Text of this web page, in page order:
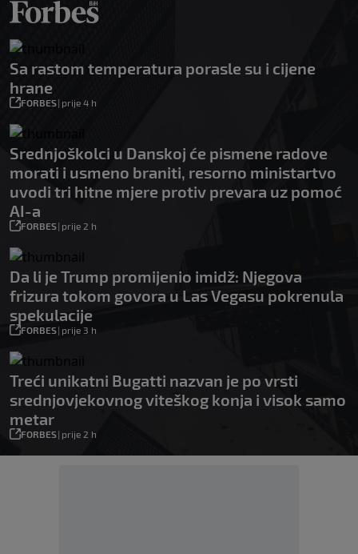
Sa rastom temperatura porasle su i cijene
hrane
FORBES| prije 4 h
Srednjoškolci u Danskoj će pismene radove
morati i usmeno braniti, resorno ministartvo
uvodi tri hitne mjere protiv prevara uz pomoć
AI-a
FORBES| prije 2 h
Da li je Trump promijenio imidž: Njegova
frizura tokom govora u Las Vegasu pokrenula
spekulacije
FORBES| prije 3 h
Treći unikatni Bugatti nazvan je po vrsti
srednjovjekovnog viteškog konja i visok samo
metar
FORBES| prije 2 h